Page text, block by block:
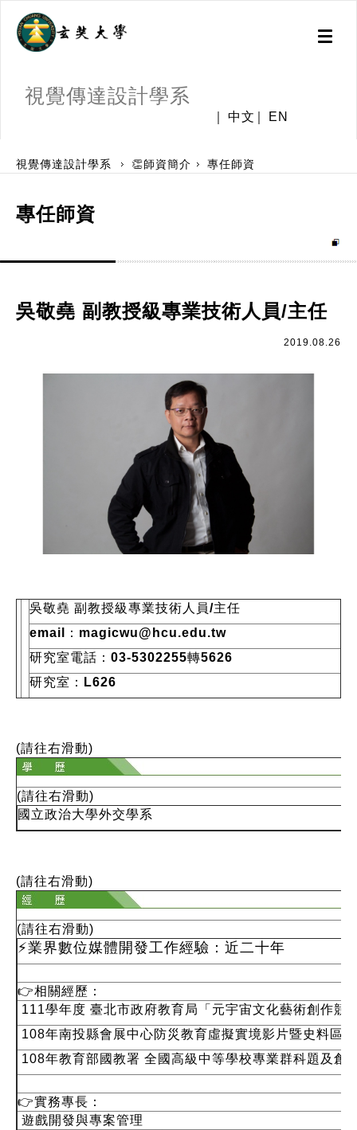
Toggle
視覺傳達設計學系
中文 EN
視覺傳達設計學系
👏師資簡介 專任師資
專任師資
吳敬堯 副教授級專業技術人員/主任
2019.08.26
吳敬堯 副教授級專業技術人員/主任
email
：magicwu@hcu.edu.tw
研究室電話：03-5302255轉5626
研究室：L626
(請往右滑動)
(請往右滑動)
國立政治大學外交學系
(請往右滑動)
(請往右滑動)
⚡️業界數位媒體開發工作經驗：近二十年
👉相關經歷：
111學年度 臺北市政府教育局「元宇宙文化藝術創作競
108年南投縣會展中心防災教育虛擬實境影片暨史料區
108年教育部國教署 全國高級中等學校專業群科題及創
👉實務專長：
遊戲開發與專案管理